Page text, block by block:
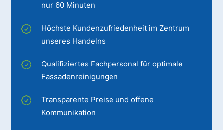
nur 60 Minuten
Höchste Kundenzufriedenheit im Zentrum
unseres Handelns
Qualifiziertes Fachpersonal für optimale
Fassadenreinigungen
Transparente Preise und offene
Kommunikation